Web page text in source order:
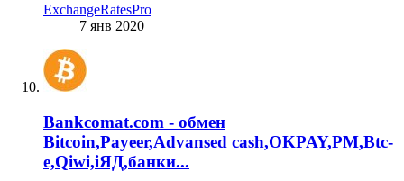
ExchangeRatesPro
7 янв 2020
Bankcomat.com - обмен
Bitcoin,Payeer,Advansed cash,OKPAY,PM,Btc-
e,Qiwi,iЯД,банки...